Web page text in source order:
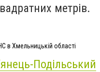
метрів.
в Хмельницькій області
Подільський